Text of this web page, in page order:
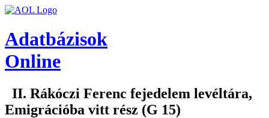
Adatbázisok
Online
II. Rákóczi Ferenc fejedelem levéltára,
Emigrációba vitt rész (G 15)